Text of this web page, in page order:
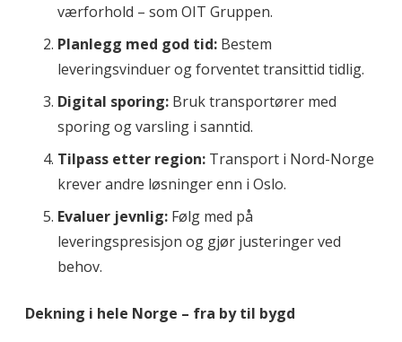
værforhold – som OIT Gruppen.
Planlegg med god tid: Bestem
leveringsvinduer og forventet transittid tidlig.
Digital sporing: Bruk transportører med
sporing og varsling i sanntid.
Tilpass etter region: Transport i Nord-Norge
krever andre løsninger enn i Oslo.
Evaluer jevnlig: Følg med på
leveringspresisjon og gjør justeringer ved
behov.
Dekning i hele Norge – fra by til bygd